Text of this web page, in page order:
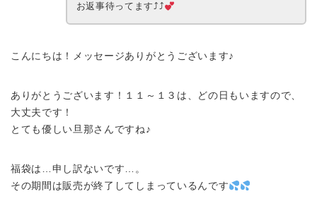
お返事待ってます⤴︎⤴︎
こんにちは！メッセージありがとうございます♪
ありがとうございます！１１～１３は、どの日もいますので、
大丈夫です！
とても優しい旦那さんですね♪
福袋は…申し訳ないです…。
その期間は販売が終了してしまっているんです